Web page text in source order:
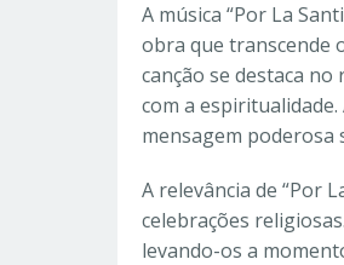
A música “Por La
obra que transcende
canção se destaca
com a
mensagem poderosa
A relevância de “Por
celebrações
levando-os a